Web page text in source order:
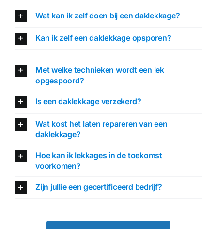
Wat kan ik zelf doen bij een daklekkage?
Kan ik zelf een daklekkage opsporen?
Met welke technieken wordt een lek
opgespoord?
Is een daklekkage verzekerd?
Wat kost het laten repareren van een
daklekkage?
Hoe kan ik lekkages in de toekomst
voorkomen?
Zijn jullie een gecertificeerd bedrijf?